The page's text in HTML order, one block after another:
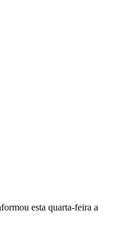
esta quarta-feira a